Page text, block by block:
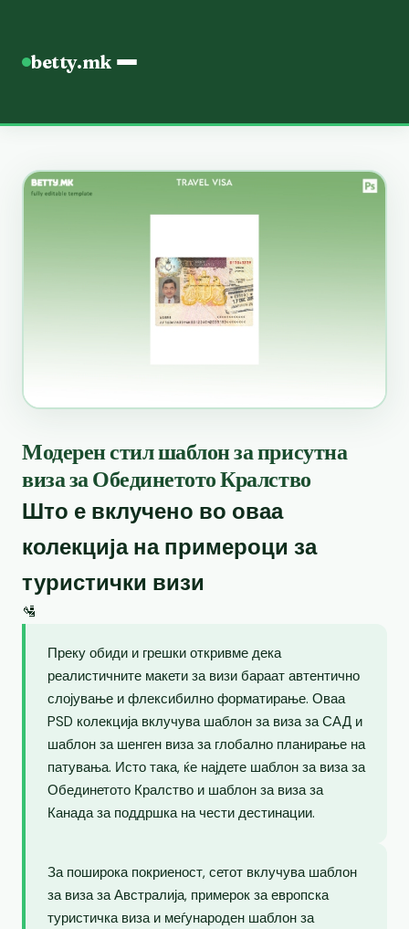
betty.mk
Модерен стил шаблон за присутна
виза за Обединетото Кралство
Што е вклучено во оваа
колекција на примероци за
туристички визи
🛂
Преку обиди и грешки откривме дека
реалистичните макети за визи бараат автентично
слојување и флексибилно форматирање. Оваа
PSD колекција вклучува шаблон за виза за САД и
шаблон за шенген виза за глобално планирање на
патувања. Исто така, ќе најдете шаблон за виза за
Обединетото Кралство и шаблон за виза за
Канада за поддршка на чести дестинации.
За поширока покриеност, сетот вклучува шаблон
за виза за Австралија, примерок за европска
туристичка виза и меѓународен шаблон за